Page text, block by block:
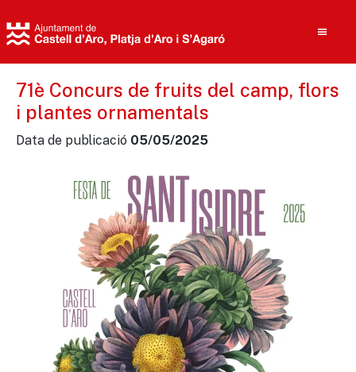
71è Concurs de fruits del camp, flors
i plantes ornamentals
Data de publicació 05/05/2025